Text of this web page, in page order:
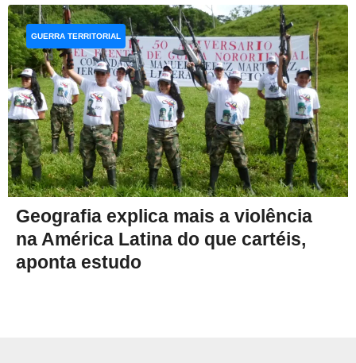
Geografia explica mais a violência
na América Latina do que cartéis,
aponta estudo
GUERRA TERRITORIAL